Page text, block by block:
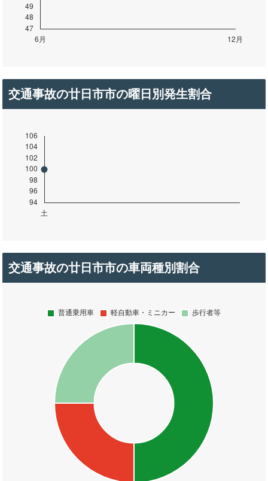
交通事故の廿日市市の曜日別発生割合
交通事故の廿日市市の車両種別割合